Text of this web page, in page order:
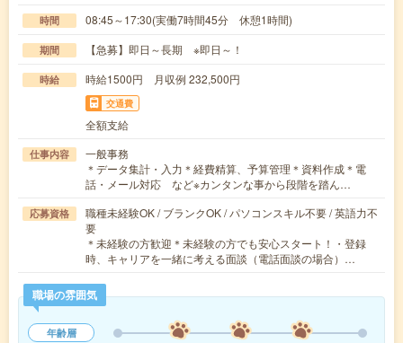
時間 08:45～17:30(実働7時間45分 休憩1時間)
期間 【急募】即日～長期 ※即日～！
時給 時給1500円 月収例 232,500円
交通費
全額支給
仕事内容
一般事務
＊データ集計・入力＊経費精算、予算管理＊資料作成＊電
話・メール対応 など※カンタンな事から段階を踏ん…
応募資格
職種未経験OK / ブランクOK / パソコンスキル不要 / 英語力不
要
＊未経験の方歓迎＊未経験の方でも安心スタート！・登録
時、キャリアを一緒に考える面談（電話面談の場合）…
職場の雰囲気
年齢層